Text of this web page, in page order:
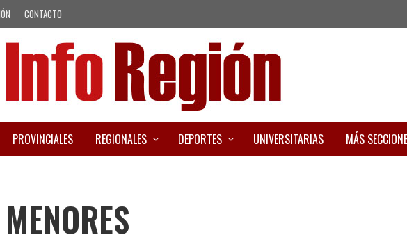
CONTACTO
PROVINCIALES REGIONALES DEPORTES UNIVERSITARIAS MÁS